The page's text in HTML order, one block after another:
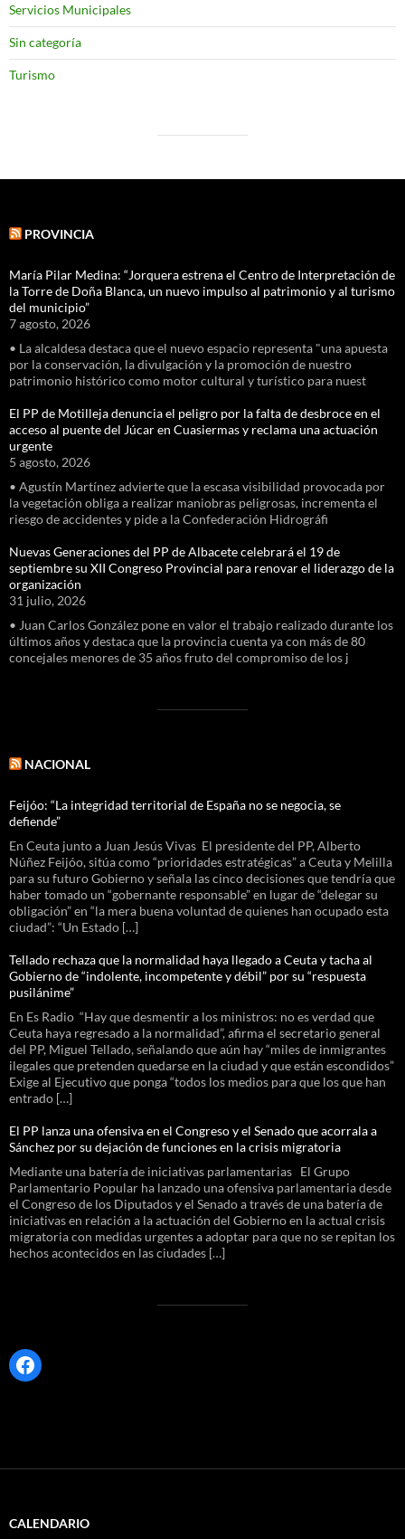
Servicios Municipales
Sin categoría
Turismo
PROVINCIA
María Pilar Medina: “Jorquera estrena el Centro de Interpretación de
la Torre de Doña Blanca, un nuevo impulso al patrimonio y al turismo
del municipio”
7 agosto, 2026
• La alcaldesa destaca que el nuevo espacio representa "una apuesta
por la conservación, la divulgación y la promoción de nuestro
patrimonio histórico como motor cultural y turístico para nuest
El PP de Motilleja denuncia el peligro por la falta de desbroce en el
acceso al puente del Júcar en Cuasiermas y reclama una actuación
urgente
5 agosto, 2026
• Agustín Martínez advierte que la escasa visibilidad provocada por
la vegetación obliga a realizar maniobras peligrosas, incrementa el
riesgo de accidentes y pide a la Confederación Hidrográfi
Nuevas Generaciones del PP de Albacete celebrará el 19 de
septiembre su XII Congreso Provincial para renovar el liderazgo de la
organización
31 julio, 2026
• Juan Carlos González pone en valor el trabajo realizado durante los
últimos años y destaca que la provincia cuenta ya con más de 80
concejales menores de 35 años fruto del compromiso de los j
NACIONAL
Feijóo: “La integridad territorial de España no se negocia, se
defiende”
En Ceuta junto a Juan Jesús Vivas El presidente del PP, Alberto
Núñez Feijóo, sitúa como “prioridades estratégicas” a Ceuta y Melilla
para su futuro Gobierno y señala las cinco decisiones que tendría que
haber tomado un “gobernante responsable” en lugar de “delegar su
obligación” en “la mera buena voluntad de quienes han ocupado esta
ciudad”: “Un Estado […]
Tellado rechaza que la normalidad haya llegado a Ceuta y tacha al
Gobierno de “indolente, incompetente y débil” por su “respuesta
pusilánime”
En Es Radio “Hay que desmentir a los ministros: no es verdad que
Ceuta haya regresado a la normalidad”, afirma el secretario general
del PP, Miguel Tellado, señalando que aún hay “miles de inmigrantes
ilegales que pretenden quedarse en la ciudad y que están escondidos”
Exige al Ejecutivo que ponga “todos los medios para que los que han
entrado […]
El PP lanza una ofensiva en el Congreso y el Senado que acorrala a
Sánchez por su dejación de funciones en la crisis migratoria
Mediante una batería de iniciativas parlamentarias El Grupo
Parlamentario Popular ha lanzado una ofensiva parlamentaria desde
el Congreso de los Diputados y el Senado a través de una batería de
iniciativas en relación a la actuación del Gobierno en la actual crisis
migratoria con medidas urgentes a adoptar para que no se repitan los
hechos acontecidos en las ciudades […]
Facebook
CALENDARIO